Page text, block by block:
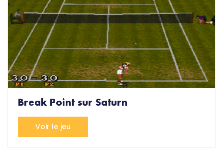
Break Point sur Saturn
Voir le jeu